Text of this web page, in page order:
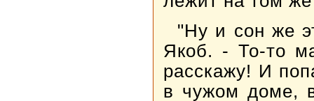
"Ну и сон же
Якоб. - То-то
расскажу! И
в чужом доме,